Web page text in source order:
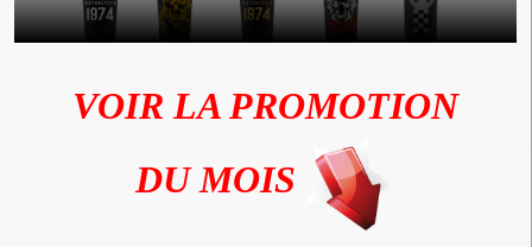
VOIR LA PROMOTION
DU MOIS